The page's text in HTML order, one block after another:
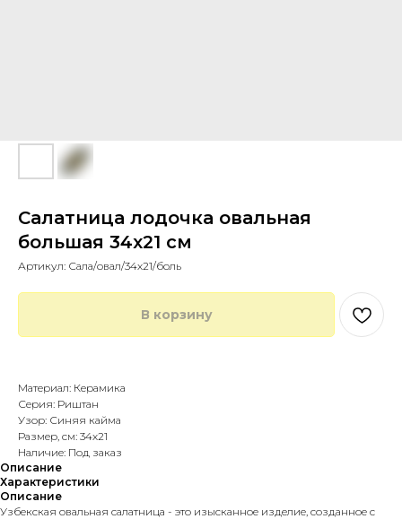
Салатница лодочка овальная
большая 34х21 см
Артикул: Сала/овал/34х21/боль
В корзину
Материал: Керамика
Серия: Риштан
Узор: Синяя кайма
Размер, см: 34х21
Наличие: Под заказ
Описание
Характеристики
Описание
Узбекская овальная салатница - это изысканное изделие, созданное с